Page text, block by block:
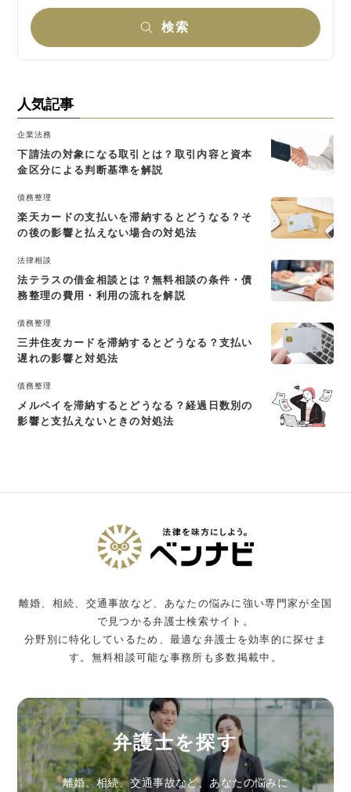
検索
人気記事
企業法務
下請法の対象になる取引とは？取引内容と資本
金区分による判断基準を解説
債務整理
楽天カードの支払いを滞納するとどうなる？そ
の後の影響と払えない場合の対処法
法律相談
法テラスの借金相談とは？無料相談の条件・債
務整理の費用・利用の流れを解説
債務整理
三井住友カードを滞納するとどうなる？支払い
遅れの影響と対処法
債務整理
メルペイを滞納するとどうなる？経過日数別の
影響と支払えないときの対処法
離婚、相続、交通事故など、あなたの悩みに強い専門家が全国
で見つかる弁護士検索サイト。
分野別に特化しているため、最適な弁護士を効率的に探せま
す。無料相談可能な事務所も多数掲載中。
弁護士を探す
離婚、相続、交通事故など、あなたの悩みに